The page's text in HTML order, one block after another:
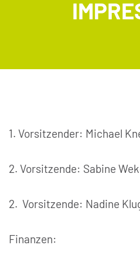
1. Vorsitzender: Michael
2. Vorsitzende: Sabine
2. Vorsitzende: Nadine
Finanzen: